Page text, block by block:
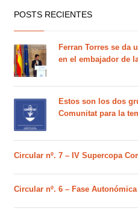
POSTS RECIENTES
Ferran Torres se da
en el embajador de
Estos son los dos
Comunitat para la
Circular nº. 7 – IV Supercopa
Circular nº. 6 – Fase